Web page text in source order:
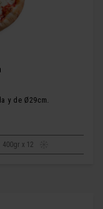
y de Ø29cm.
400gr x 12